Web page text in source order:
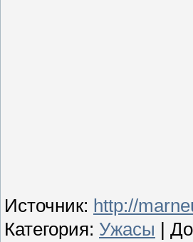
Источник: http://
Категория: Ужасы